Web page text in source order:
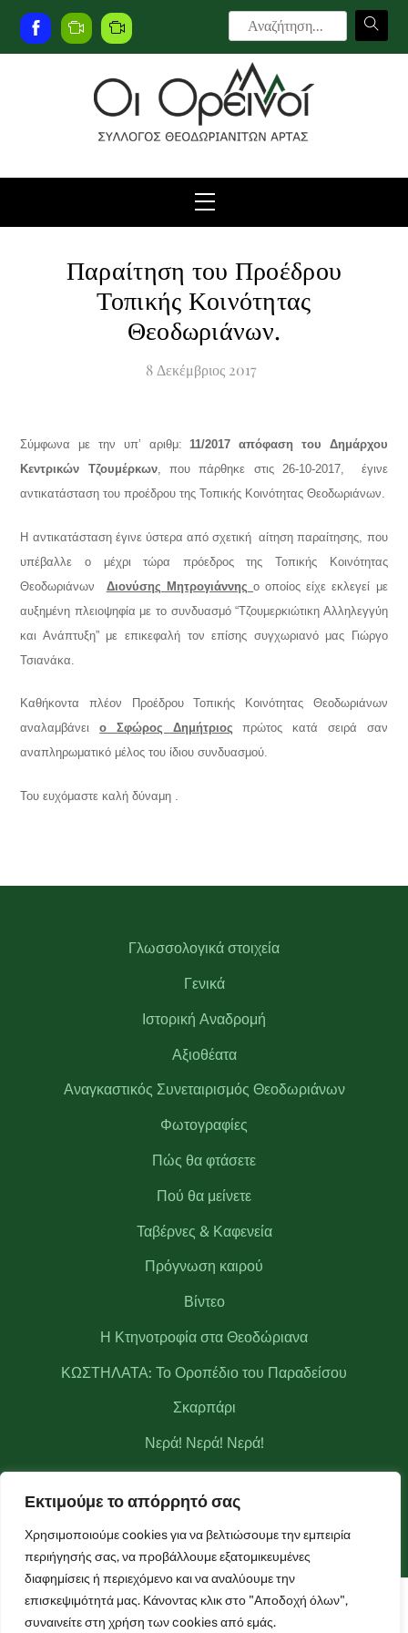
Εκτιμούμε το απόρρητό σας
Χρησιμοποιούμε cookies για να βελτιώσουμε την εμπειρία
περιήγησής σας, να προβάλλουμε εξατομικευμένες
διαφημίσεις ή περιεχόμενο και να αναλύουμε την
επισκεψιμότητά μας. Κάνοντας κλικ στο "Αποδοχή όλων",
συναινείτε στη χρήση των cookies από εμάς.
Skip
content
Facebook
Live
Live
2
Menu
Παραίτηση του Προέδρου
Τοπικής Κοινότητας
Θεοδωριάνων.
8 Δεκέμβριος 2017
Σύμφωνα με την υπ’ αριθμ: 11/2017 απόφαση του Δημάρχου
Κεντρικών Τζουμέρκων, που πάρθηκε στις 26-10-2017, έγινε
αντικατάσταση του προέδρου της Τοπικής Κοινότητας Θεοδωριάνων.
Η αντικατάσταση έγινε ύστερα από σχετική αίτηση παραίτησης, που
υπέβαλλε ο μέχρι τώρα πρόεδρος της Τοπικής Κοινότητας
Θεοδωριάνων Διονύσης Μητρογιάννης ο οποίος είχε εκλεγεί με
αυξημένη πλειοψηφία με το συνδυασμό “Τζουμερκιώτικη Αλληλεγγύη
και Ανάπτυξη” με επικεφαλή τον επίσης συγχωριανό μας Γιώργο
Τσιανάκα.
Καθήκοντα πλέον Προέδρου Τοπικής Κοινότητας Θεοδωριάνων
αναλαμβάνειο Σφώρος Δημήτριος πρώτος κατά σειρά σαν
αναπληρωματικό μέλος του ίδιου συνδυασμού.
Του ευχόμαστε καλή δύναμη .
Γλωσσολογικά στοιχεία
Γενικά
Ιστορική Αναδρομή
Αξιοθέατα
Αναγκαστικός Συνεταιρισμός Θεοδωριάνων
Φωτογραφίες
Πώς θα φτάσετε
Πού θα μείνετε
Ταβέρνες & Καφενεία
Πρόγνωση καιρού
Βίντεο
Η Κτηνοτροφία στα Θεοδώριανα
ΚΩΣΤΗΛΑΤΑ: Το Οροπέδιο του Παραδείσου
Σκαρπάρι
Νερά! Νερά! Νερά!
Μετεωρολογικός σταθμός Θεοδωριάνων
Facebook Live Camera